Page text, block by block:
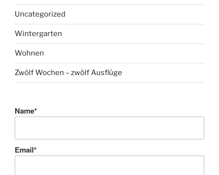
Uncategorized
Wintergarten
Wohnen
Zwölf Wochen – zwölf Ausflüge
Name*
Email*